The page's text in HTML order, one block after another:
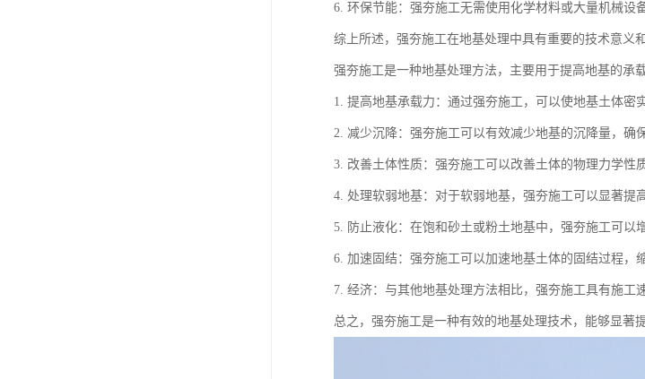
6. 环保节能：强夯施工无需使用化学材料或大量机械设
综上所述，强夯施工在地基处理中具有重要的技术意义
强夯施工是一种地基处理方法，主要用于提高地基的承
1. 提高地基承载力：通过强夯施工，可以使地基土体密
2. 减少沉降：强夯施工可以有效减少地基的沉降量，确
3. 改善土体性质：强夯施工可以改善土体的物理力学性
4. 处理软弱地基：对于软弱地基，强夯施工可以显著提
5. 防止液化：在饱和砂土或粉土地基中，强夯施工可以
6. 加速固结：强夯施工可以加速地基土体的固结过程，
7. 经济：与其他地基处理方法相比，强夯施工具有施工
总之，强夯施工是一种有效的地基处理技术，能够显著